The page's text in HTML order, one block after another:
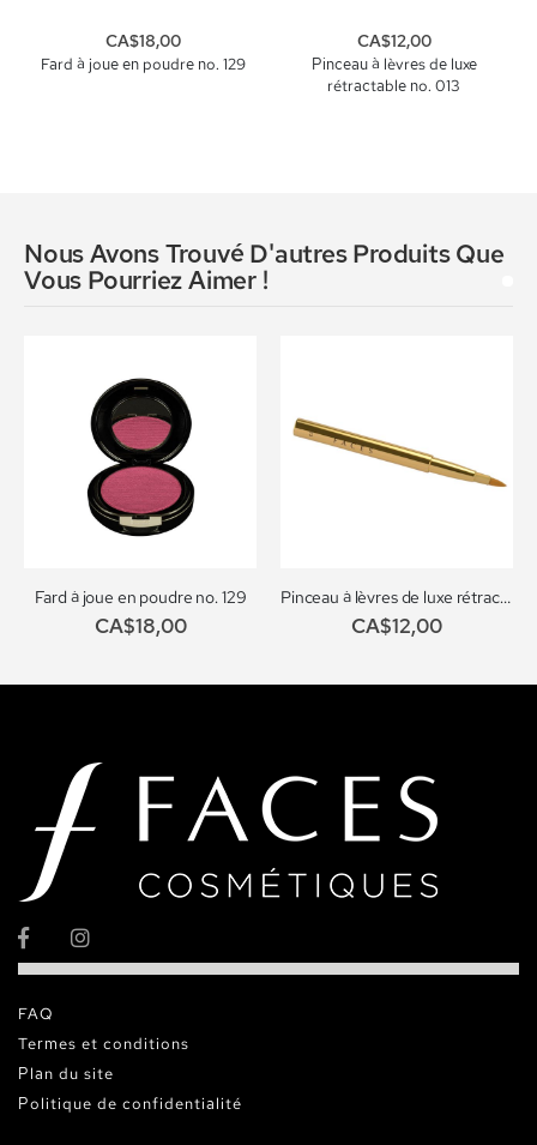
Fard à joue en poudre no. 129
CA$18,00
Pinceau à lèvres de luxe
rétractable no. 013
CA$12,00
Nous Avons Trouvé D'autres Produits Que
Vous Pourriez Aimer !
Fard à joue en poudre no. 129
CA$18,00
Pinceau à lèvres de luxe rétractable no. 013
CA$12,00
FAQ
Termes et conditions
Plan du site
Politique de confidentialité